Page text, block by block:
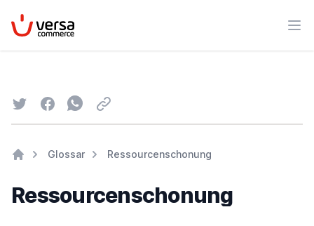
VersaCommerce
TwitterFacebookWhatsapp
Email
Glossar Ressourcenschonung
Ressourcenschonung